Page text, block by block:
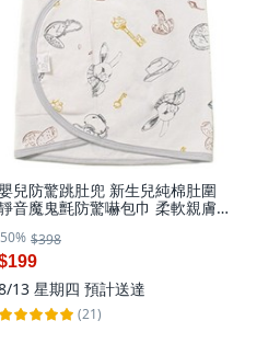
兒防驚跳肚兜 新生兒純棉肚圍
音魔鬼氈防驚嚇包巾 柔軟親膚
50% $398
13 星期四 預計送達
(21)